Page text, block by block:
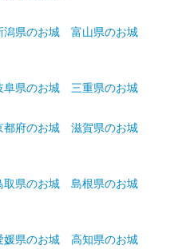
（皐月） 2025年版
百年 五月版
潟県のお城
富山県のお城
阜県のお城
三重県のお城
都府のお城
滋賀県のお城
取県のお城
島根県のお城
媛県のお城
高知県のお城